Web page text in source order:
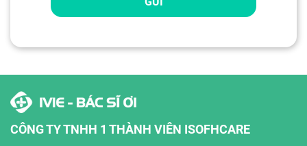
CÔNG TY TNHH 1 THÀNH VIÊN ISOFHCARE